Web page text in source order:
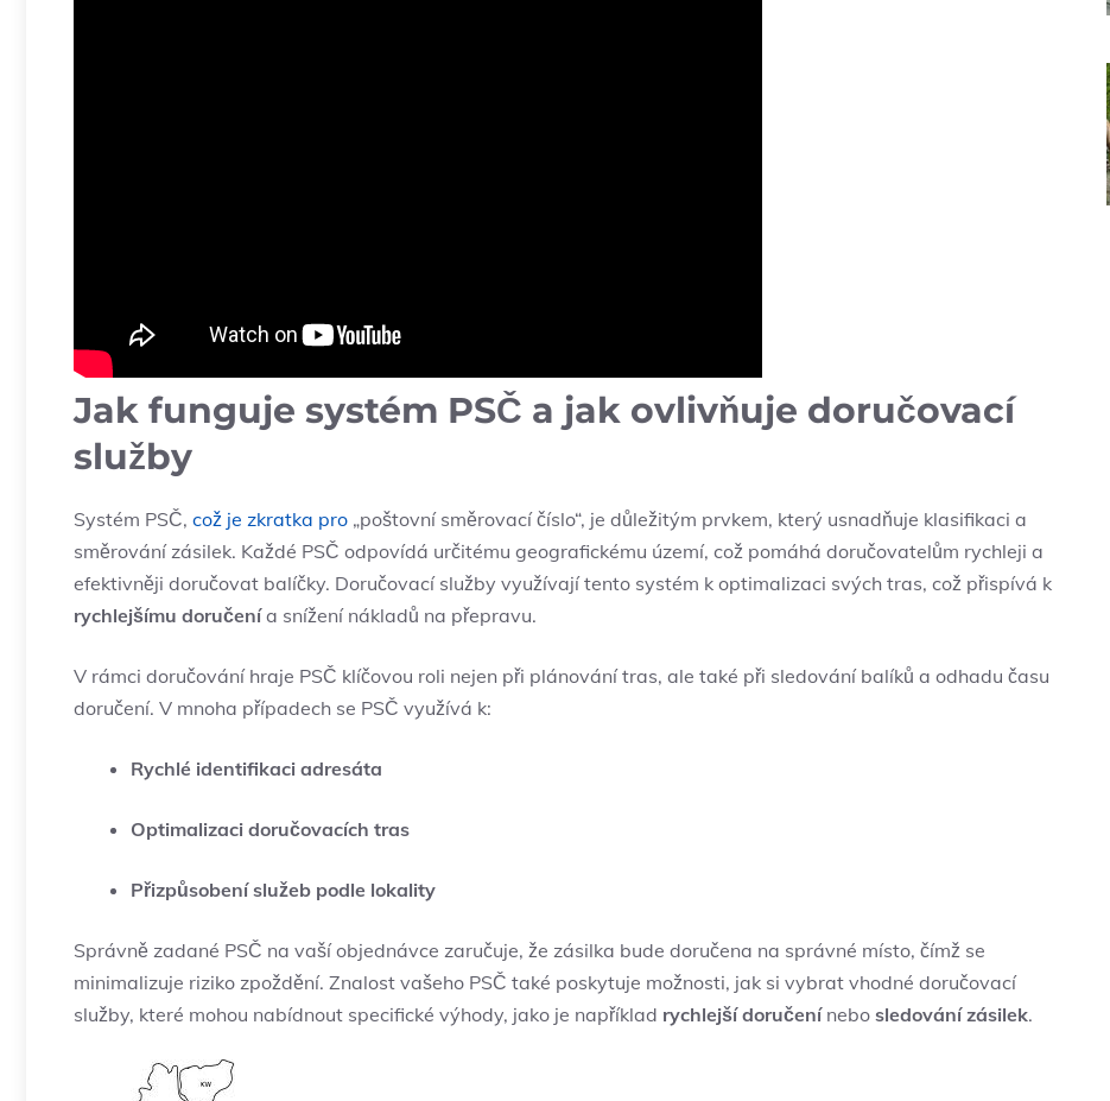
Jak funguje systém PSČ a jak ovlivňuje doručovací
služby
Systém PSČ, což je zkratka pro „poštovní směrovací číslo“, je důležitým prvkem, který usnadňuje klasifikaci a
směrování zásilek. Každé PSČ odpovídá určitému geografickému území, což pomáhá doručovatelům rychleji a
efektivněji doručovat balíčky. Doručovací služby využívají tento systém k optimalizaci svých tras, což přispívá k
rychlejšímu doručenía snížení nákladů na přepravu.
V rámci doručování hraje PSČ klíčovou roli nejen při plánování tras, ale také při sledování balíků a odhadu času
doručení. V mnoha případech se PSČ využívá k:
Rychlé identifikaci adresáta
Optimalizaci doručovacích tras
Přizpůsobení služeb podle lokality
Správně zadané PSČ na vaší objednávce zaručuje, že zásilka bude doručena na správné místo, čímž se
minimalizuje riziko zpoždění. Znalost vašeho PSČ také poskytuje možnosti, jak si vybrat vhodné doručovací
služby, které mohou nabídnout specifické výhody, jako je například rychlejší doručenínebo sledování zásilek.